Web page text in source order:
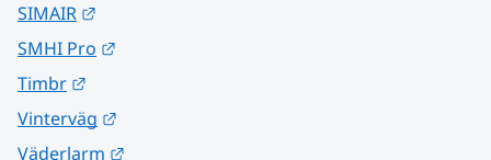
SIMAIR
SMHI Pro
Timbr
Vinterväg
Väderlarm